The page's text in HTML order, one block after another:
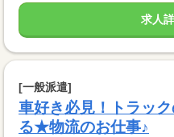
求人
[一般派遣]
車好き必見！トラッ
る★物流のお仕事♪